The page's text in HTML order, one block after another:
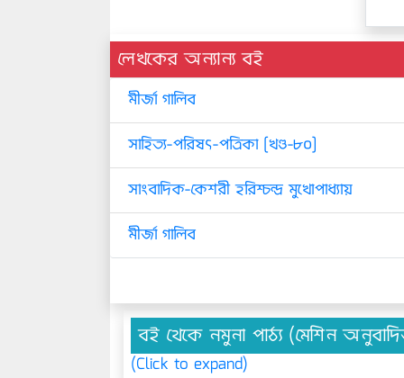
লেখকের অন্যান্য বই
মীর্জা গালিব
সাহিত্য-পরিষৎ-পত্রিকা [খণ্ড-৮০]
সাংবাদিক-কেশরী হরিশ্চন্দ্র মুখোপাধ্যায়
মীর্জা গালিব
বই থেকে নমুনা পাঠ্য (মেশিন
(Click to expand)